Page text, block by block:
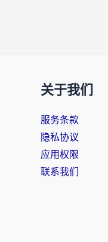
关于我们
服务条款
隐私协议
应用权限
联系我们